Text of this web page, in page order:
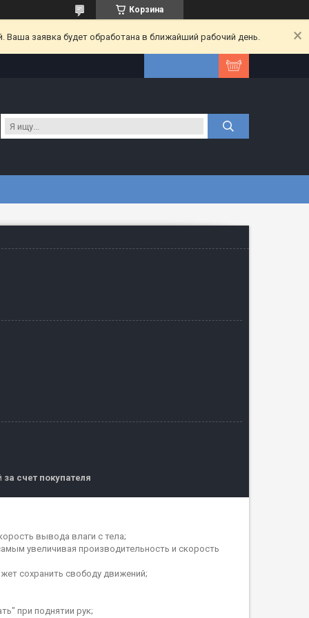
Корзина
заявка будет обработана в ближайший рабочий день.
за счет покупателя
вывода влаги с тела;
увеличивая производительность и скорость
сохранить свободу движений;
при поднятии рук;